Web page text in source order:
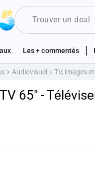
Les + commentés
Audiovisuel TV, images
65" -